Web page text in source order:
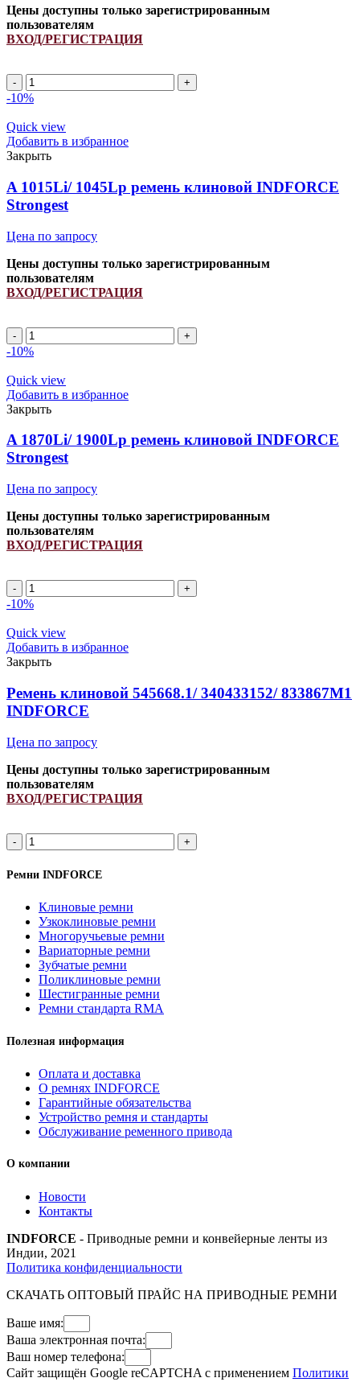
Цены доступны только зарегистрированным
пользователям
ВХОД/РЕГИСТРАЦИЯ
Ремень
H238867
quantity
-10%
Quick view
Добавить в избранное
Закрыть
A 1015Li/ 1045Lp ремень клиновой INDFORCE
Strongest
Цена по запросу
Цены доступны только зарегистрированным
пользователям
ВХОД/РЕГИСТРАЦИЯ
A
1015Li/
ремень
клиновой
INDFORCE
Strongest
quantity
-10%
Quick view
Добавить в избранное
Закрыть
A 1870Li/ 1900Lp ремень клиновой INDFORCE
Strongest
Цена по запросу
Цены доступны только зарегистрированным
пользователям
ВХОД/РЕГИСТРАЦИЯ
A
1870Li/
ремень
клиновой
INDFORCE
Strongest
-10%
Quick view
Добавить в избранное
Закрыть
Ремень клиновой 545668.1/ 340433152/ 833867M1
INDFORCE
Цена по запросу
Цены доступны только зарегистрированным
пользователям
ВХОД/РЕГИСТРАЦИЯ
Ремень
клиновой
545668.1/
340433152/
INDFORCE
quantity
Ремни INDFORCE
Клиновые ремни
Узкоклиновые ремни
Многоручьевые ремни
Вариаторные ремни
Зубчатые ремни
Поликлиновые ремни
Шестигранные ремни
Ремни стандарта RMA
Полезная информация
Оплата и доставка
О ремнях INDFORCE
Гарантийные обязательства
Устройство ремня и стандарты
Обслуживание ременного привода
О компании
Новости
Контакты
INDFORCE - Приводные ремни и конвейерные ленты из
Индии, 2021
Политика конфиденциальности
СКАЧАТЬ ОПТОВЫЙ ПРАЙС НА ПРИВОДНЫЕ РЕМНИ
Ваше имя:
Ваша электронная почта:
Ваш номер телефона:
Сайт защищён Google reCAPTCHA с применением Политики